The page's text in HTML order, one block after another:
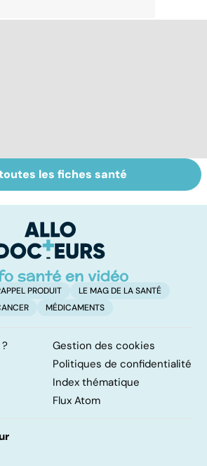
Bien vivre la
ménopause
les fiches santé
PRODUIT
LE MAG DE LA SANTÉ
MÉDICAMENTS
Gestion des cookies
Politiques de confidentialité
Index thématique
Flux Atom